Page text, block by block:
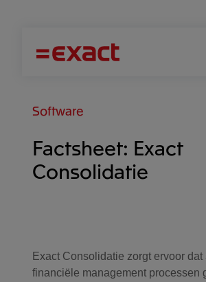
Software
Factsheet: Exact
Consolidatie
Exact Consolidatie zorgt ervoor dat
financiële management processen